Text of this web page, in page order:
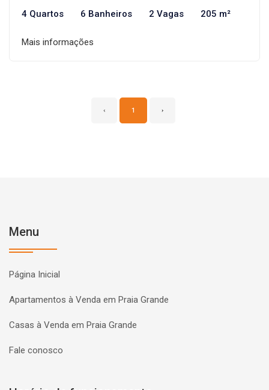
4 Quartos 6 Banheiros 2 Vagas 205 m²
Mais informações
‹ 1 ›
Menu
Página Inicial
Apartamentos à Venda em Praia Grande
Casas à Venda em Praia Grande
Fale conosco